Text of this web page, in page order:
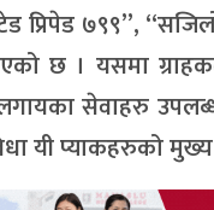
७९९”,
छ । यसमा
लगायका सेवाहरु
यी प्याकहरुको